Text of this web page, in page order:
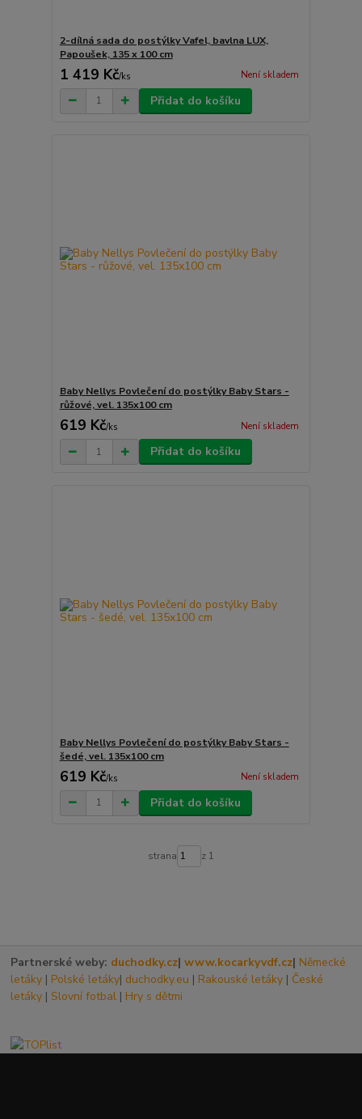
2-dílná sada do postýlky Vafel, bavlna LUX,
Papoušek, 135 x 100 cm
1 419 Kč/ks Není skladem
Přidat do košíku
Baby Nellys Povlečení do postýlky Baby Stars -
růžové, vel. 135x100 cm
619 Kč/ks Není skladem
Přidat do košíku
Baby Nellys Povlečení do postýlky Baby Stars -
šedé, vel. 135x100 cm
619 Kč/ks Není skladem
Přidat do košíku
strana z 1
Partnerské weby: duchodky.cz|www.kocarkyvdf.cz| Německé
letáky | Polské letáky| duchodky.eu | Rakouské letáky | České
letáky | Slovní fotbal | Hry s dětmi